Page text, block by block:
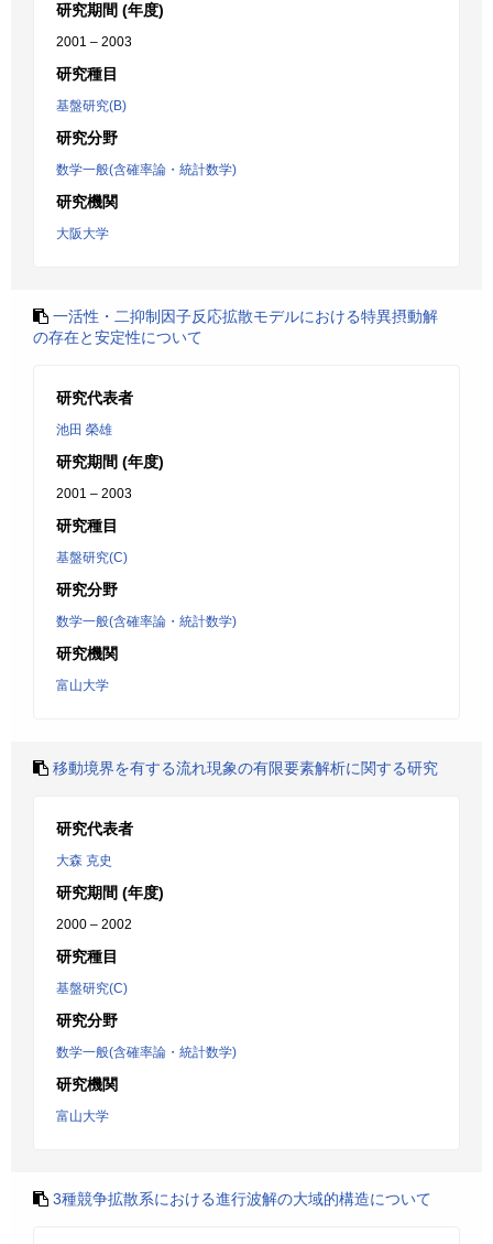
研究期間 (年度)
2001 – 2003
研究種目
基盤研究(B)
研究分野
数学一般(含確率論・統計数学)
研究機関
大阪大学
一活性・二抑制因子反応拡散モデルにおける特異摂動解
の存在と安定性について
研究代表者
池田 榮雄
研究期間 (年度)
2001 – 2003
研究種目
基盤研究(C)
研究分野
数学一般(含確率論・統計数学)
研究機関
富山大学
移動境界を有する流れ現象の有限要素解析に関する研究
研究代表者
大森 克史
研究期間 (年度)
2000 – 2002
研究種目
基盤研究(C)
研究分野
数学一般(含確率論・統計数学)
研究機関
富山大学
3種競争拡散系における進行波解の大域的構造について